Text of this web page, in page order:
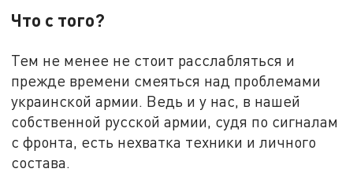
Что с того?
Тем не менее не стоит расслабляться и
прежде времени смеяться над проблемами
украинской армии. Ведь и у нас, в нашей
собственной русской армии, судя по сигналам
с фронта, есть нехватка техники и личного
состава.